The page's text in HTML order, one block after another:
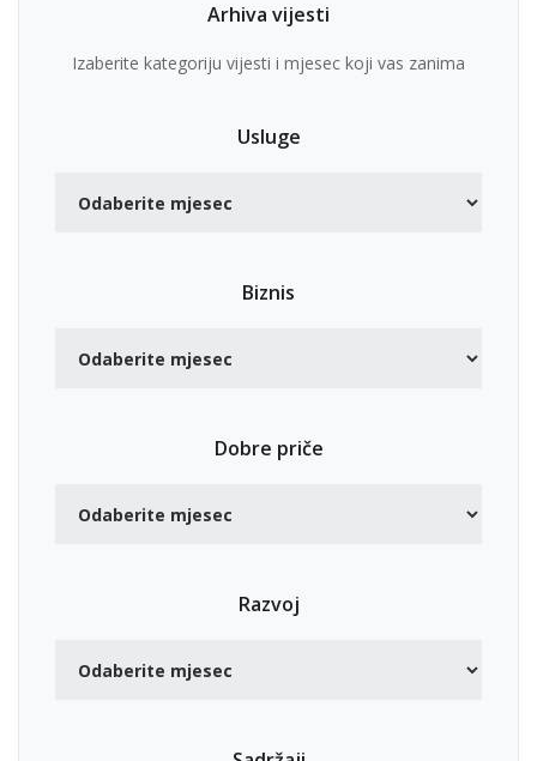
Arhiva vijesti
Izaberite kategoriju vijesti i mjesec koji vas zanima
Usluge
Biznis
Dobre priče
Razvoj